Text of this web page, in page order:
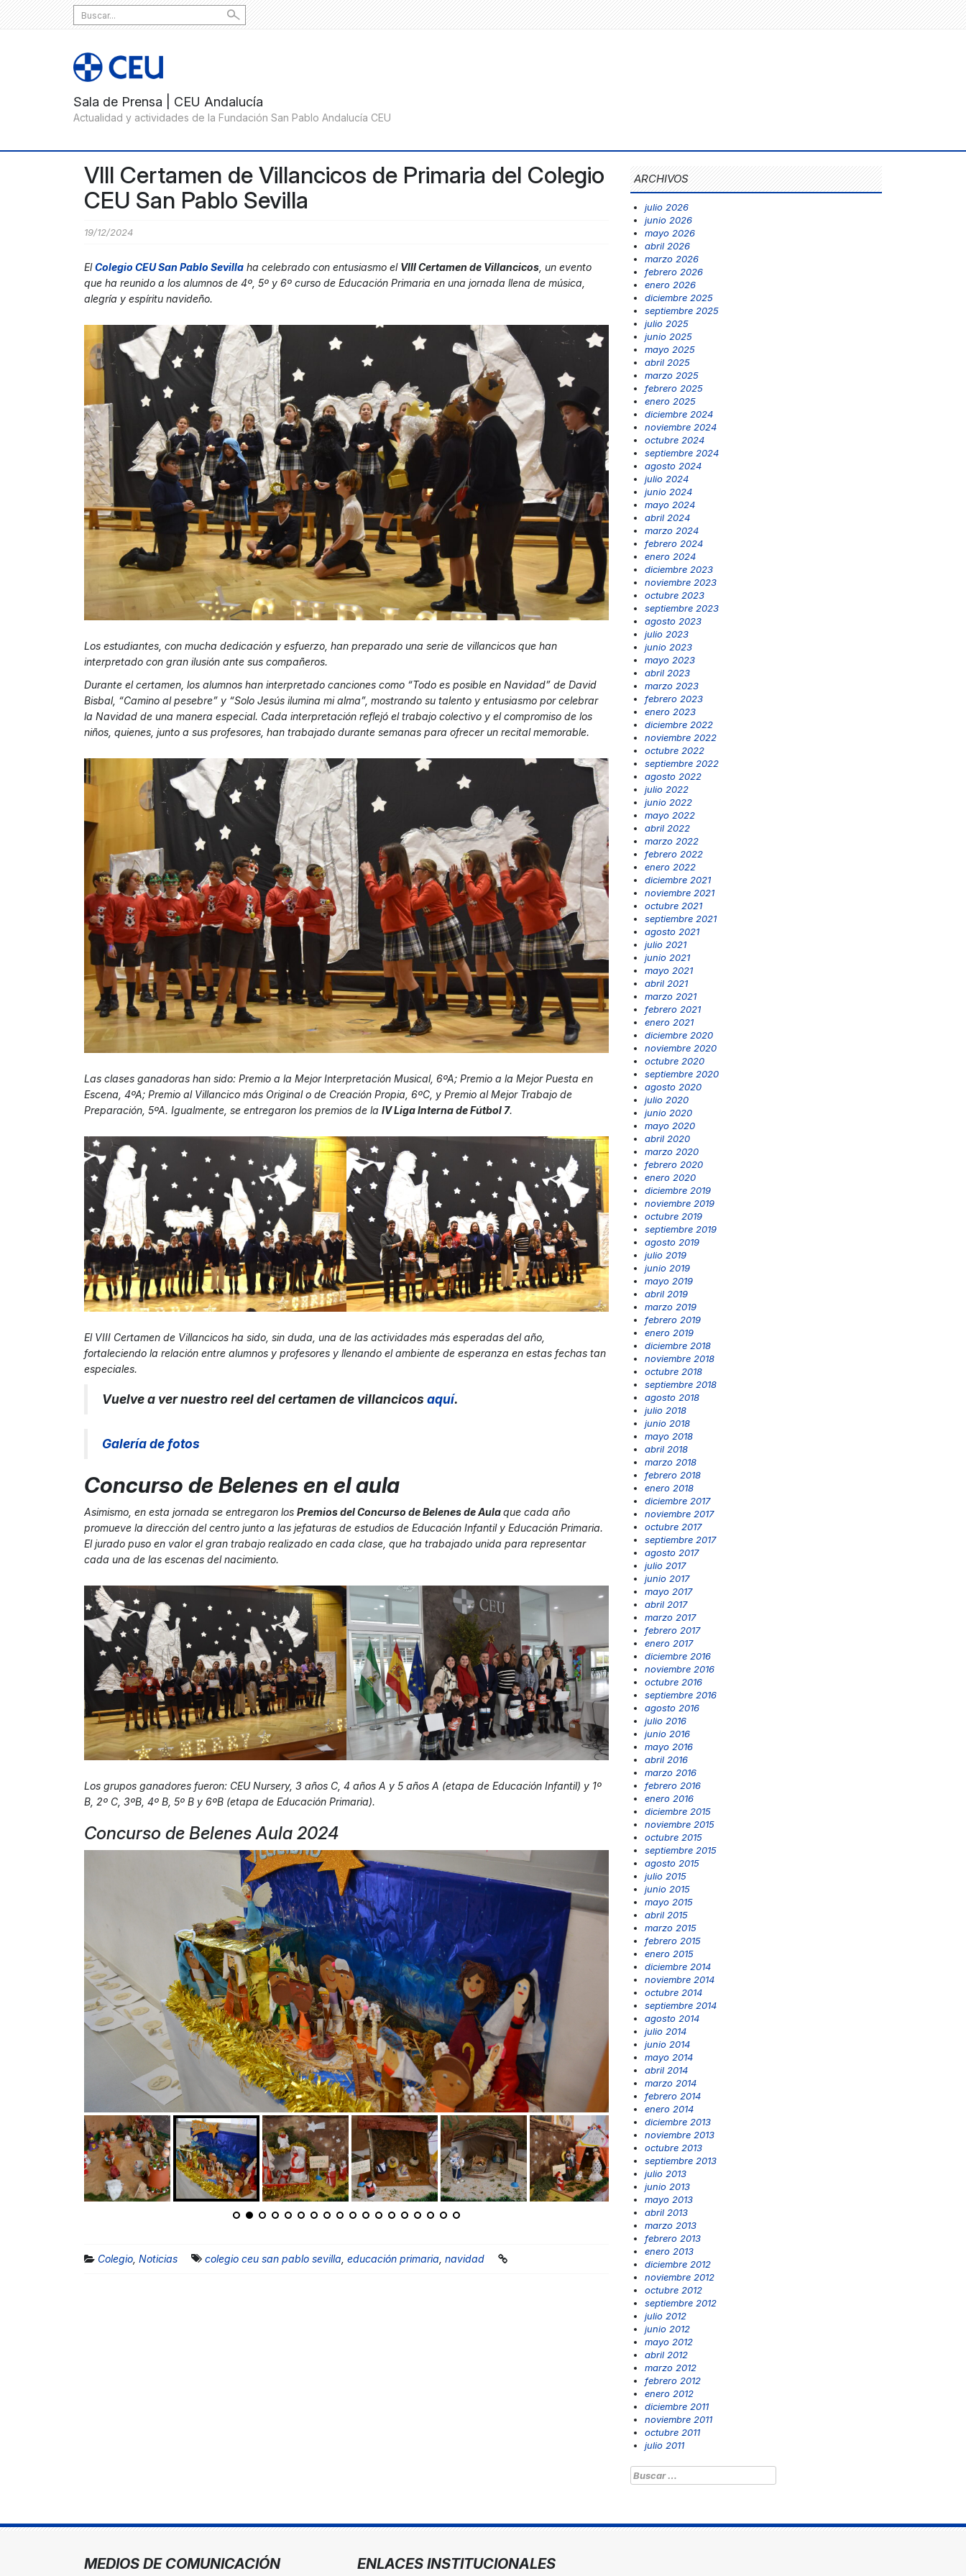
Search
for:
VIII Certamen de Villancicos de Primaria del Colegio
CEU San Pablo Sevilla
19/12/2024
ElColegio CEU San Pablo Sevilla ha celebrado con entusiasmo el VIII Certamen de Villancicos , un evento
que ha reunido a los alumnos de 4º, 5º y 6º curso de Educación Primaria en una jornada llena de música,
alegría y espíritu navideño.
Los estudiantes, con mucha dedicación y esfuerzo, han preparado una serie de villancicos que han
interpretado con gran ilusión ante sus compañeros.
Durante el certamen, los alumnos han interpretado canciones como “Todo es posible en Navidad” de David
Bisbal, “Camino al pesebre” y “Solo Jesús ilumina mi alma”, mostrando su talento y entusiasmo por celebrar
la Navidad de una manera especial. Cada interpretación reflejó el trabajo colectivo y el compromiso de los
niños, quienes, junto a sus profesores, han trabajado durante semanas para ofrecer un recital memorable.
Las clases ganadoras han sido: Premio a la Mejor Interpretación Musical, 6ºA; Premio a la Mejor Puesta en
Escena, 4ºA; Premio al Villancico más Original o de Creación Propia, 6ºC, y Premio al Mejor Trabajo de
Preparación, 5ºA. Igualmente, se entregaron los premios de la IV Liga Interna de Fútbol 7.
El VIII Certamen de Villancicos ha sido, sin duda, una de las actividades más esperadas del año,
fortaleciendo la relación entre alumnos y profesores y llenando el ambiente de esperanza en estas fechas tan
especiales.
Vuelve a ver nuestro reel del certamen de villancicos aquí.
Galería de fotos
Concurso de Belenes en el aula
Asimismo, en esta jornada se entregaron los Premios del Concurso de Belenes de Aulaque cada año
promueve la dirección del centro junto a las jefaturas de estudios de Educación Infantil y Educación Primaria.
El jurado puso en valor el gran trabajo realizado en cada clase, que ha trabajado unida para representar
cada una de las escenas del nacimiento.
Los grupos ganadores fueron: CEU Nursery, 3 años C, 4 años A y 5 años A (etapa de Educación Infantil) y 1º
B, 2º C, 3ºB, 4º B, 5º B y 6ºB (etapa de Educación Primaria).
Concurso de Belenes Aula 2024
Colegio Noticias colegio ceu san pablo sevilla educación primaria navidad
ARCHIVOS
julio 2026
junio 2026
mayo 2026
abril 2026
marzo 2026
febrero 2026
enero 2026
diciembre 2025
septiembre 2025
julio 2025
junio 2025
mayo 2025
abril 2025
marzo 2025
febrero 2025
enero 2025
diciembre 2024
noviembre 2024
octubre 2024
septiembre 2024
agosto 2024
julio 2024
junio 2024
mayo 2024
abril 2024
marzo 2024
febrero 2024
enero 2024
diciembre 2023
noviembre 2023
octubre 2023
septiembre 2023
agosto 2023
julio 2023
junio 2023
mayo 2023
abril 2023
marzo 2023
febrero 2023
enero 2023
diciembre 2022
noviembre 2022
octubre 2022
septiembre 2022
agosto 2022
julio 2022
junio 2022
mayo 2022
abril 2022
marzo 2022
febrero 2022
enero 2022
diciembre 2021
noviembre 2021
octubre 2021
septiembre 2021
agosto 2021
julio 2021
junio 2021
mayo 2021
abril 2021
marzo 2021
febrero 2021
enero 2021
diciembre 2020
noviembre 2020
octubre 2020
septiembre 2020
agosto 2020
julio 2020
junio 2020
mayo 2020
abril 2020
marzo 2020
febrero 2020
enero 2020
diciembre 2019
noviembre 2019
octubre 2019
septiembre 2019
agosto 2019
julio 2019
junio 2019
mayo 2019
abril 2019
marzo 2019
febrero 2019
enero 2019
diciembre 2018
noviembre 2018
octubre 2018
septiembre 2018
agosto 2018
julio 2018
junio 2018
mayo 2018
abril 2018
marzo 2018
febrero 2018
enero 2018
diciembre 2017
noviembre 2017
octubre 2017
septiembre 2017
agosto 2017
julio 2017
junio 2017
mayo 2017
abril 2017
marzo 2017
febrero 2017
enero 2017
diciembre 2016
noviembre 2016
octubre 2016
septiembre 2016
agosto 2016
julio 2016
junio 2016
mayo 2016
abril 2016
marzo 2016
febrero 2016
enero 2016
diciembre 2015
noviembre 2015
octubre 2015
septiembre 2015
agosto 2015
julio 2015
junio 2015
mayo 2015
abril 2015
marzo 2015
febrero 2015
enero 2015
diciembre 2014
noviembre 2014
octubre 2014
septiembre 2014
agosto 2014
julio 2014
junio 2014
mayo 2014
abril 2014
marzo 2014
febrero 2014
enero 2014
diciembre 2013
noviembre 2013
octubre 2013
septiembre 2013
julio 2013
junio 2013
mayo 2013
abril 2013
marzo 2013
febrero 2013
enero 2013
diciembre 2012
noviembre 2012
octubre 2012
septiembre 2012
julio 2012
junio 2012
mayo 2012
abril 2012
marzo 2012
febrero 2012
enero 2012
diciembre 2011
noviembre 2011
octubre 2011
julio 2011
Buscar:
MEDIOS DE COMUNICACIÓN ENLACES INSTITUCIONALES